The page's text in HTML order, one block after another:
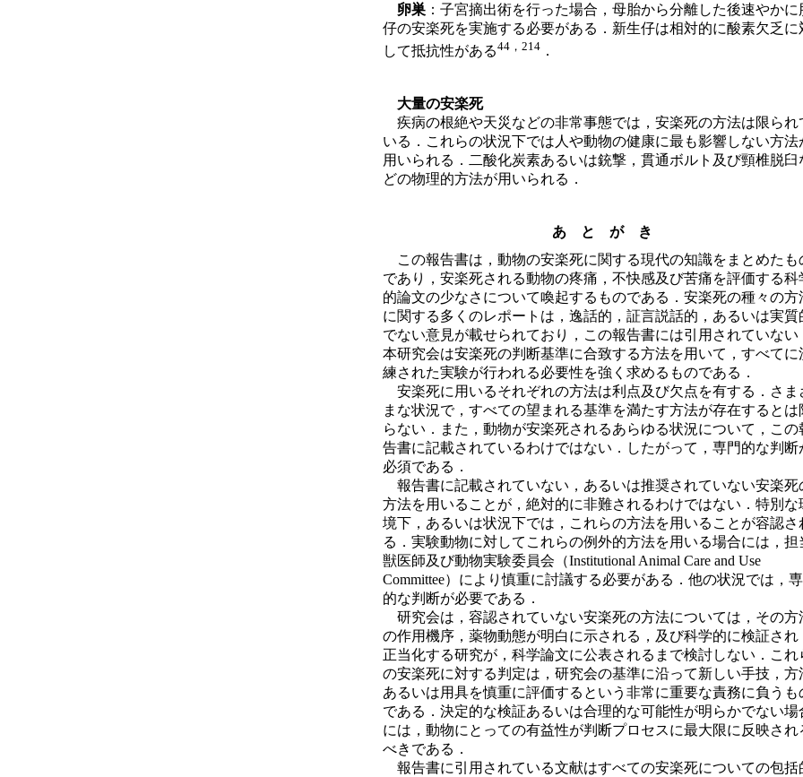
卵巣 ：子宮摘出術を行った場合，母胎から分離した後速やかに
仔の安楽死を実施する必要がある．新生仔は相対的に酸素欠乏に
して抵抗性がある44，214 ．
大量の安楽死
疾病の根絶や天災などの非常事態では，安楽死の方法は限られ
いる．これらの状況下では人や動物の健康に最も影響しない方法
用いられる．二酸化炭素あるいは銃撃，貫通ボルト及び頸椎脱臼
どの物理的方法が用いられる．
あ と が き
この報告書は，動物の安楽死に関する現代の知識をまとめたも
であり，安楽死される動物の疼痛，不快感及び苦痛を評価する科
的論文の少なさについて喚起するものである．安楽死の種々の方
に関する多くのレポートは，逸話的，証言説話的，あるいは実質
でない意見が載せられており，この報告書には引用されていない
本研究会は安楽死の判断基準に合致する方法を用いて，すべてに
練された実験が行われる必要性を強く求めるものである．
安楽死に用いるそれぞれの方法は利点及び欠点を有する．さま
まな状況で，すべての望まれる基準を満たす方法が存在するとは
らない．また，動物が安楽死されるあらゆる状況について，この
告書に記載されているわけではない．したがって，専門的な判断
必須である．
報告書に記載されていない，あるいは推奨されていない安楽死
方法を用いることが，絶対的に非難されるわけではない．特別な
境下，あるいは状況下では，これらの方法を用いることが容認さ
る．実験動物に対してこれらの例外的方法を用いる場合には，担
獣医師及び動物実験委員会（Institutional Animal Care and Use
Committee）により慎重に討議する必要がある．他の状況では，
的な判断が必要である．
研究会は，容認されていない安楽死の方法については，その方
の作用機序，薬物動態が明白に示される，及び科学的に検証され
正当化する研究が，科学論文に公表されるまで検討しない．これ
の安楽死に対する判定は，研究会の基準に沿って新しい手技，方
あるいは用具を慎重に評価するという非常に重要な責務に負うも
である．決定的な検証あるいは合理的な可能性が明らかでない場
には，動物にとっての有益性が判断プロセスに最大限に反映され
べきである．
報告書に引用されている文献はすべての安楽死についての包括